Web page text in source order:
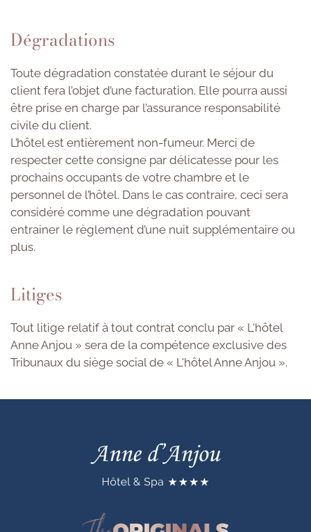
Dégradations
Toute dégradation constatée durant le séjour du
client fera l’objet d’une facturation. Elle pourra aussi
être prise en charge par l’assurance responsabilité
civile du client.
L’hôtel est entièrement non-fumeur. Merci de
respecter cette consigne par délicatesse pour les
prochains occupants de votre chambre et le
personnel de l’hôtel. Dans le cas contraire, ceci sera
considéré comme une dégradation pouvant
entrainer le règlement d’une nuit supplémentaire ou
plus.
Litiges
Tout litige relatif à tout contrat conclu par « L'hôtel
Anne Anjou » sera de la compétence exclusive des
Tribunaux du siège social de « L'hôtel Anne Anjou ».